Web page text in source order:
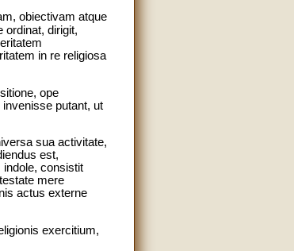
obiectivam atque
ordinat, dirigit,
in re religiosa
ope
putant, ut
sua activitate,
est,
consistit
mere
actus externe
exercitium,